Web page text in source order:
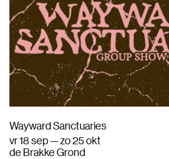
Wayward Sanctuaries
vr 18 sep — zo 25 okt
de Brakke Grond